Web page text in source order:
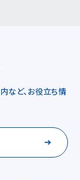
など、お役立ち情